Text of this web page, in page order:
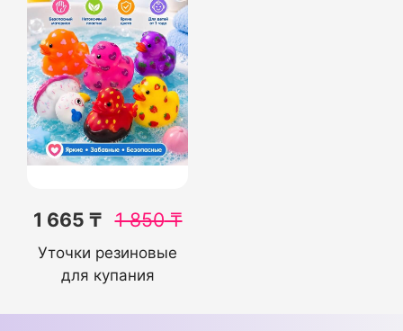
1 665 ₸ 1 850₸
Уточки резиновые
для купания